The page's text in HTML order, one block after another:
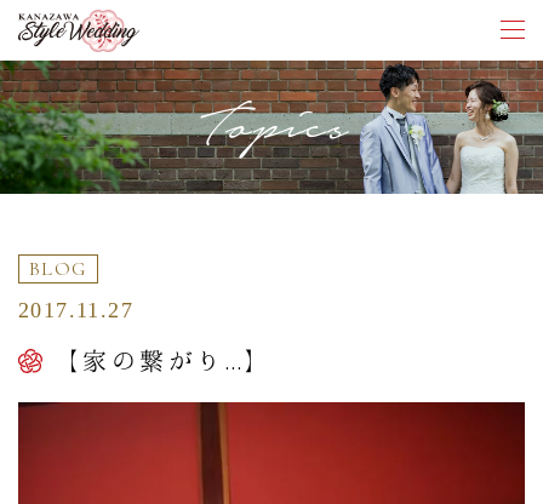
Topics
BLOG
2017.11.27
【家の繋がり…】